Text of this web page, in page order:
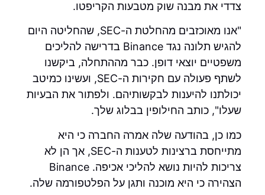
צדדי את מבנה שוק מטבעות הקריפטו.
"אנו מאוכזבים מהחלטת ה-SEC, שהחליטה היום
להגיש תלונה נגד Binance בדרישה להליכים
משפטיים יוצאי דופן. כבר מההתחלה, ביקשנו
לשתף פעולה עם חקירות ה-SEC, ועשינו כמיטב
יכולתנו להיענות לבקשותיהם. ולפתור את הבעיות
שעלו", כותב החילופין בבלוג שלך.
כמו כן, בהודעה שלה אמרה החברה כי היא
מתייחסת ברצינות לטענות ה-SEC, אך הן לא
צריכות להיות נושא להליכי אכיפה. Binance
הצהירה כי היא מוכנה ותגן על הפלטפורמה שלה.